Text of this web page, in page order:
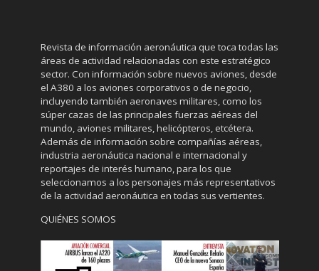
Revista de información aeronáutica que toca todas las
áreas de actividad relacionadas con este estratégico
sector. Con información sobre nuevos aviones, desde
el A380 a los aviones corporativos o de negocio,
incluyendo también aeronaves militares, como los
súper cazas de las principales fuerzas aéreas del
mundo, aviones militares, helicópteros, etcétera.
Además de información sobre compañías aéreas,
industria aeronáutica nacional e internacional y
reportajes de interés humano, para los que
seleccionamos a los personajes más representativos
de la actividad aeronáutica en todas sus vertientes.
QUIÉNES SOMOS